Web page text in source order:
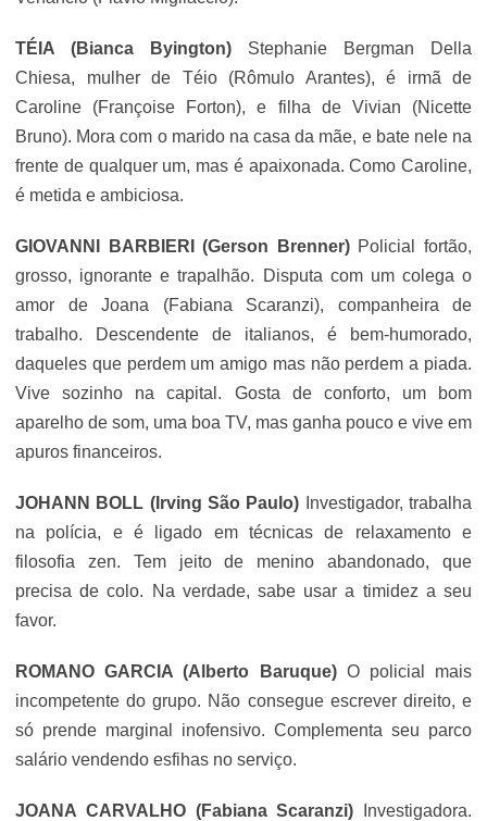
TÉIA (Bianca Byington) Stephanie Bergman Della
Chiesa, mulher de Téio (Rômulo Arantes), é irmã de
Caroline (Françoise Forton), e filha de Vivian (Nicette
Bruno). Mora com o marido na casa da mãe, e bate nele na
frente de qualquer um, mas é apaixonada. Como Caroline,
é metida e ambiciosa.
GIOVANNI BARBIERI (Gerson Brenner)Policial fortão,
grosso, ignorante e trapalhão. Disputa com um colega o
amor de Joana (Fabiana Scaranzi), companheira de
trabalho. Descendente de italianos, é bem-humorado,
daqueles que perdem um amigo mas não perdem a piada.
Vive sozinho na capital. Gosta de conforto, um bom
aparelho de som, uma boa TV, mas ganha pouco e vive em
apuros financeiros.
JOHANN BOLL (Irving São Paulo) Investigador, trabalha
na polícia, e é ligado em técnicas de relaxamento e
filosofia zen. Tem jeito de menino abandonado, que
precisa de colo. Na verdade, sabe usar a timidez a seu
favor.
ROMANO GARCIA (Alberto Baruque)O policial mais
incompetente do grupo. Não consegue escrever direito, e
só prende marginal inofensivo. Complementa seu parco
salário vendendo esfihas no serviço.
JOANA CARVALHO (Fabiana Scaranzi) Investigadora.